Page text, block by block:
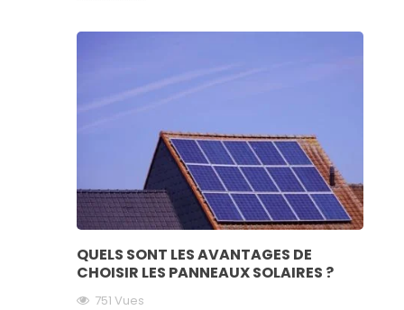
QUELS SONT LES AVANTAGES DE
CHOISIR LES PANNEAUX SOLAIRES ?
751 Vues